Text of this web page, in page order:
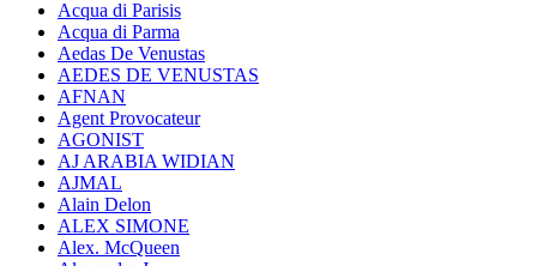
Acqua di Parisis
Acqua di Parma
Aedas De Venustas
AEDES DE VENUSTAS
AFNAN
Agent Provocateur
AGONIST
AJ ARABIA WIDIAN
AJMAL
Alain Delon
ALEX SIMONE
Alex. McQueen